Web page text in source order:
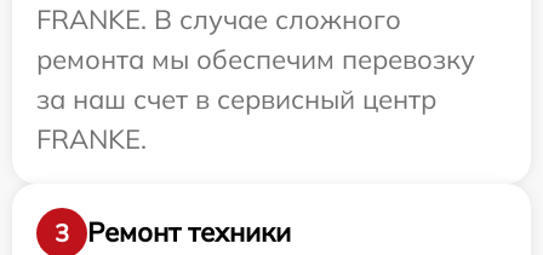
FRANKE. В случае сложного
ремонта мы обеспечим перевозку
за наш счет в сервисный центр
FRANKE.
3
Ремонт техники